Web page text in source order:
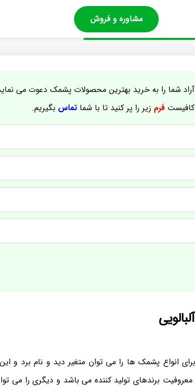
مشاوره و فروش
شما را به خرید بهترین محصولات پشمک دعوت می
کافیستفرم زیر را پر کنید تا با شماتماس بگیریم.
انواع پشمک ها را می توان متغیر دید و نام برد و
معروفیت برندهای تولید کننده می باشد و دیگری را می